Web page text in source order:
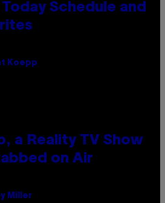
Schedule and
Koepp
a Reality TV Show
on Air
Miller